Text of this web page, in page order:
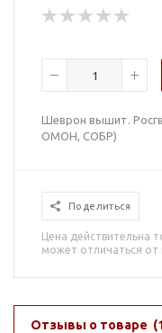
Шеврон вышит.
ОМОН, СОБР)
Поделиться
Цена действительна
может отличаться от
Отзывы о товаре